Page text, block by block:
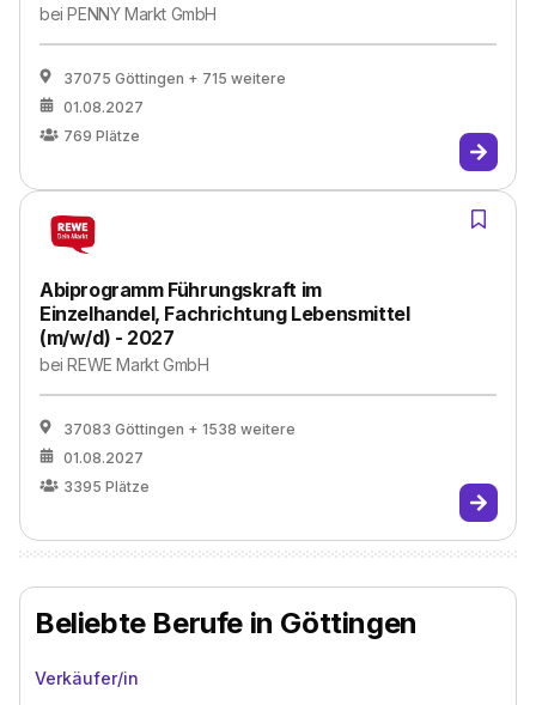
beiPENNY Markt GmbH
37075 Göttingen + 715 weitere
01.08.2027
769 Plätze
Abiprogramm Führungskraft im
Einzelhandel, Fachrichtung Lebensmittel
(m/w/d) - 2027
beiREWE Markt GmbH
37083 Göttingen + 1538 weitere
01.08.2027
3395 Plätze
Beliebte Berufe in Göttingen
Verkäufer/in